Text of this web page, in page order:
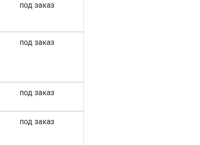
под заказ
под заказ
под заказ
под заказ